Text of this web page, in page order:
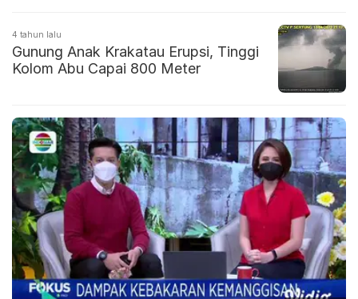
4 tahun lalu
Gunung Anak Krakatau Erupsi, Tinggi
Kolom Abu Capai 800 Meter